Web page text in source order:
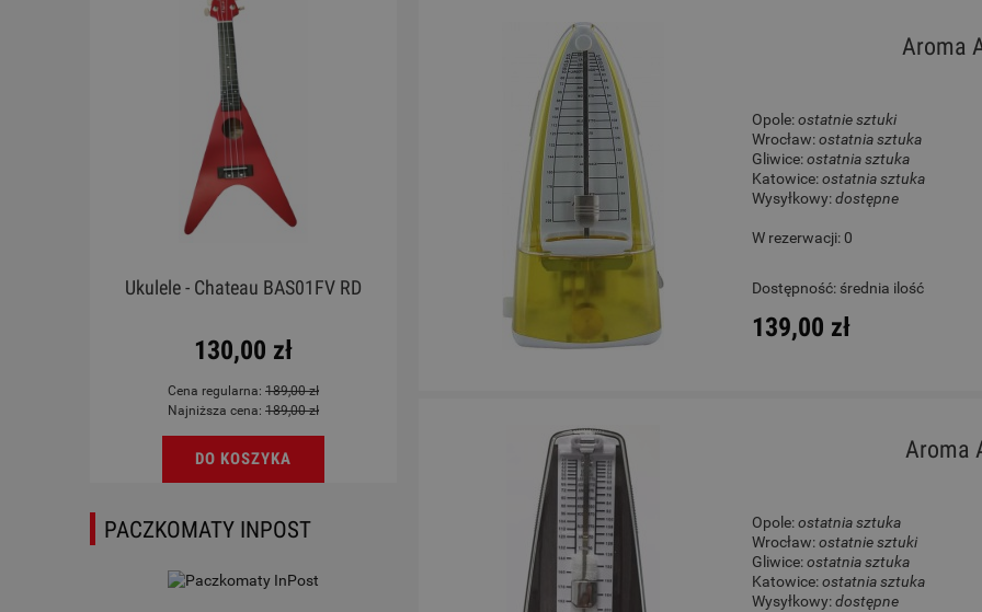
Ukulele - Chateau BAS01FV RD
130,00 zł
Cena regularna: 189,00 zł
Najniższa cena: 189,00 zł
DO KOSZYKA
Werbel - Mes MPZ1412B Marching
Snare
1 100,00 zł
DO KOSZYKA
Gitara Klasyczna 4/4 -
S65C GG Sofia Guitar
DO KOSZYKA
PACZKOMATY INPOST
Aroma
Opole:ostatnie sztuki
Wrocław:ostatnia sztuka
Gliwice:ostatnia sztuka
Katowice:ostatnia sztuka
Wysyłkowy:dostępne
W rezerwacji: 0
Dostępność: średnia ilość
139,00 zł
Aroma
Opole:ostatnia sztuka
Wrocław:ostatnie sztuki
Gliwice:ostatnia sztuka
Katowice:ostatnia sztuka
Wysyłkowy:dostępne